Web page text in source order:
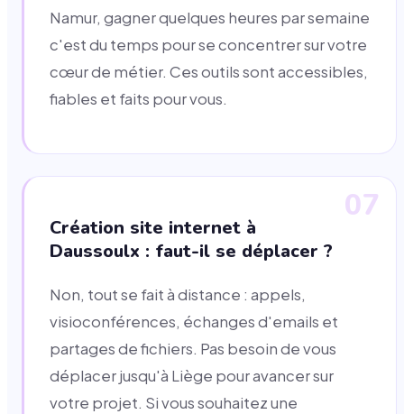
Namur, gagner quelques heures par semaine
c'est du temps pour se concentrer sur votre
cœur de métier. Ces outils sont accessibles,
fiables et faits pour vous.
07
Création site internet à
Daussoulx : faut-il se déplacer ?
Non, tout se fait à distance : appels,
visioconférences, échanges d'emails et
partages de fichiers. Pas besoin de vous
déplacer jusqu'à Liège pour avancer sur
votre projet. Si vous souhaitez une